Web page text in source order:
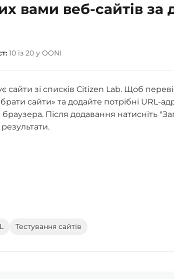
вами веб-сайтів за
10 із 20 у OONI
зі списків Citizen Lab. Щоб
сайти» та додайте потрібні URL-
Після додавання натисніть
Тестування сайтів